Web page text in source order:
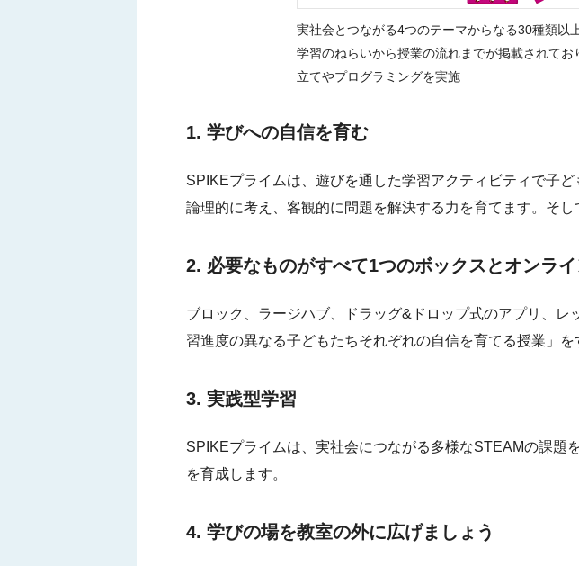
実社会とつながる4つのテーマからなる30種類以
学習のねらいから授業の流れまでが掲載されて
立てやプログラミングを実施
1. 学びへの自信を育む
SPIKEプライムは、遊びを通した学習アクティビティで子
論理的に考え、客観的に問題を解決する力を育てます。そ
2. 必要なものがすべて1つのボックスとオンライ
ブロック、ラージハブ、ドラッグ&ドロップ式のアプリ、
習進度の異なる子どもたちそれぞれの自信を育てる授業」を
3. 実践型学習
SPIKEプライムは、実社会につながる多様なSTEAMの課題
を育成します。
4. 学びの場を教室の外に広げましょう